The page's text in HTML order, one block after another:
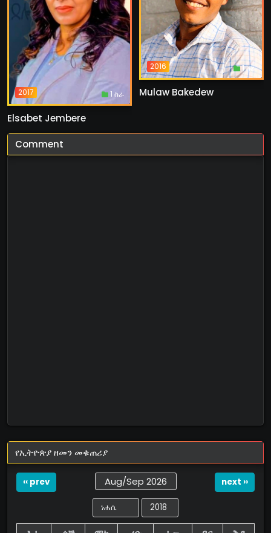
2017 1 ስራ
Elsabet Jembere
2016 1 ስራ
Mulaw Bakedew
Comment
የኢትዮጵያ ዘመን መቁጠሪያ
‹‹ prev Aug/Sep 2026 next ››